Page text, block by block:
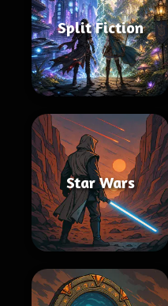
Split Fiction
Star Wars